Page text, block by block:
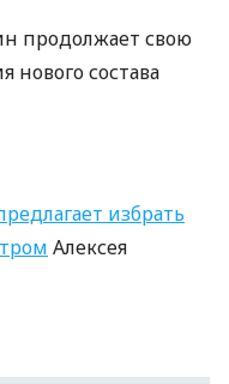
продолжает свою
нового состава
избрать
Алексея